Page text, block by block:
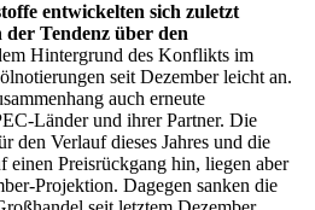
entwickelten sich zuletzt
Tendenz über den
Hintergrund des Konflikts im
seit Dezember leicht an.
auch erneute
-Länder und ihrer Partner. Die
den Verlauf dieses Jahres und die
einen Preisrückgang hin, liegen aber
Projektion. Dagegen sanken die